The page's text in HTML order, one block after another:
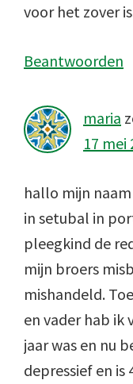
voor het zover
Beantwoorden
maria
17 mei
hallo mijn
in setubal in
pleegkind de
mijn broers
mishandeld.
en vader hab ik
jaar was en nu
depressief en is